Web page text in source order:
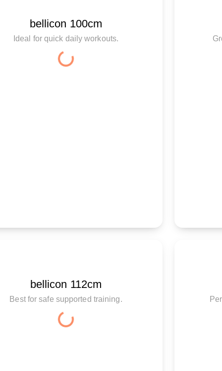
bellicon 100cm
Ideal for quick daily workouts.
bellicon 112cm
Best for safe supported training.